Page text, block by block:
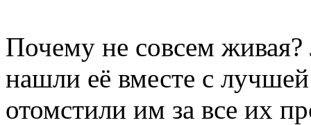
Почему не совсем
нашли её вместе с
отомстили им за все их